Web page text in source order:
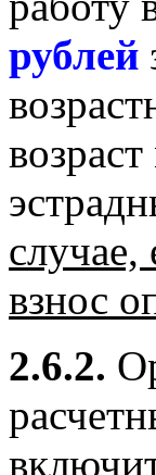
рублей
случае,
взнос
2.6.2.